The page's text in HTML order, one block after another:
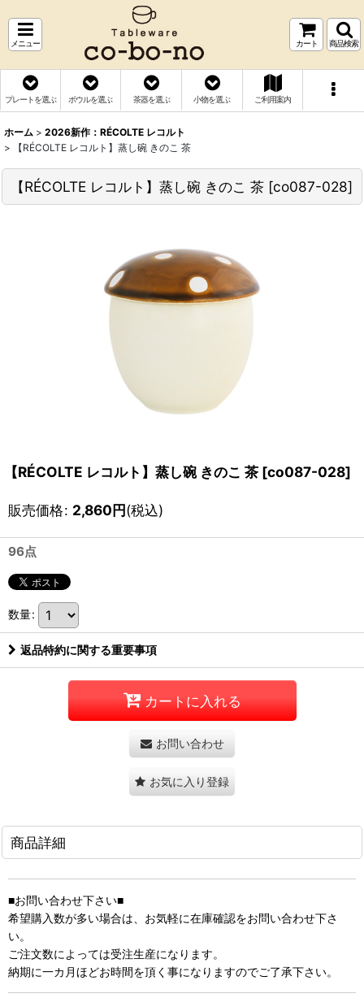
メニュー カート 商品検索
プレートを選ぶ ボウルを選ぶ 茶器を選ぶ 小物を選ぶ ご利用案内
ホーム > 2026新作：RÉCOLTE レコルト
>
【RÉCOLTE レコルト】蒸し碗 きのこ 茶
【RÉCOLTE レコルト】蒸し碗 きのこ 茶 [co087-028]
【RÉCOLTE レコルト】蒸し碗 きのこ 茶 [co087-028]
販売価格: 2,860円(税込)
96点
数量:
返品特約に関する重要事項
カートに入れる
お問い合わせ
お気に入り登録
商品詳細
■お問い合わせ下さい■
希望購入数が多い場合は、お気軽に在庫確認をお問い合わせ下さ
い。
ご注文数によっては受注生産になります。
納期に一カ月ほどお時間を頂く事になりますのでご了承下さい。